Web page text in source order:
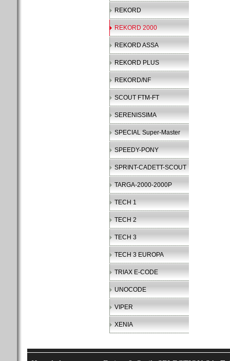
REKORD
REKORD 2000
REKORD ASSA
REKORD PLUS
REKORD/NF
SCOUT FTM-FT
SERENISSIMA
SPECIAL Super-Master
SPEEDY-PONY
SPRINT-CADETT-SCOUT
TARGA-2000-2000P
TECH 1
TECH 2
TECH 3
TECH 3 EUROPA
TRIAX E-CODE
UNOCODE
VIPER
XENIA